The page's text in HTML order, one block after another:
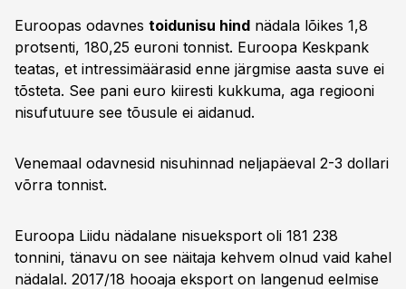
Euroopas odavnes toidunisu hind nädala lõikes 1,8
protsenti, 180,25 euroni tonnist. Euroopa Keskpank
teatas, et intressimäärasid enne järgmise aasta suve ei
tõsteta. See pani euro kiiresti kukkuma, aga regiooni
nisufutuure see tõusule ei aidanud.
Venemaal odavnesid nisuhinnad neljapäeval 2-3 dollari
võrra tonnist.
Euroopa Liidu nädalane nisueksport oli 181 238
tonnini, tänavu on see näitaja kehvem olnud vaid kahel
nädalal. 2017/18 hooaja eksport on langenud eelmise